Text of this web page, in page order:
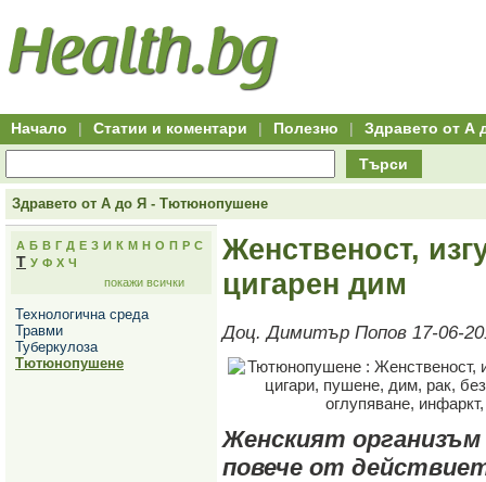
Всички
офети
за
Hitro.bg
Всички
оферти
Hitro.bg
оферти
Hitro.bg
във
всички
оферти
Всички
пазаруване
изгодни
оферти
50+
начало
Клуб
Начало | Статии и коментари | Полезно | Здравето от А
Търси
Здравето от А до Я - Тютюнопушене
А Б В Г Д Е З И К М Н О П Р С
Т У Ф Х Ч
покажи всички
Технологична среда
Травми
Туберкулоза
Тютюнопушене
Женственост,
цигарен дим
Доц. Димитър Попов 17-06-
Женският
повече от